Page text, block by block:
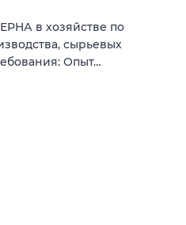
в хозяйстве по
сырьевых
Опыт…